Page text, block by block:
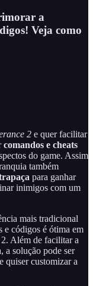
a
Veja como
2 e quer facilitar
comandos e cheats
do game. Assim
também
para ganhar
inimigos com um
mais tradicional
e códigos é ótima em
Além de facilitar a
a solução pode ser
quiser customizar a